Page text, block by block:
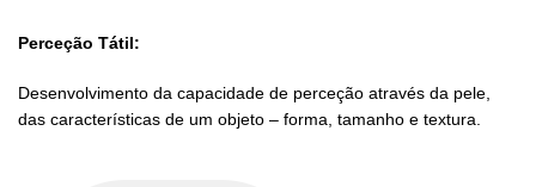
Perceção Tátil:
Desenvolvimento da capacidade de perceção através da pele,
das características de um objeto – forma, tamanho e textura.